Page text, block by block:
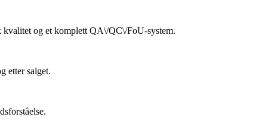
kvalitet og et komplett QA\/QC\/FoU-system.
etter salget.